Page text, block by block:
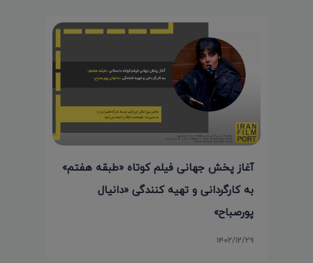
آغاز پخش جهانی فیلم کوتاه «طبقه هفتم»
به کارگردانی و تهیه کنندگی «دانیال
پورصباح»
۱۴۰۲/۱۲/۲۹